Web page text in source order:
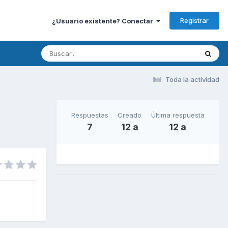
¿Usuario existente? Conectar Registrar
Toda la actividad
Respuestas
7
Creado
12 a
Última respuesta
12 a